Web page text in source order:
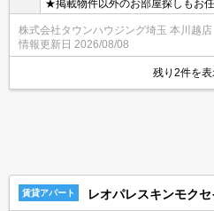
★掲載物件以外のお部屋探しもお
探しはタウンハウジングへ★
株式会社タウンハウジング埼玉 本川越店
情報更新日 2026/08/08
残り2件を表
賃貸アパート レオパレスキンモクセ